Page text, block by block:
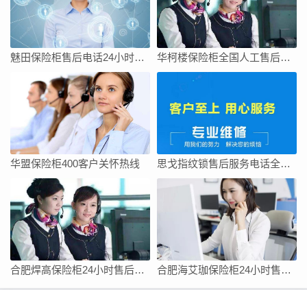
魅田保险柜售后电话24小时服务/全国400人工热线查询网点 华柯楼保险柜全国人工售后维修上门服务电话号码
华盟保险柜400客户关怀热线 思戈指纹锁售后服务电话全国统一官方热线
合肥焊高保险柜24小时售后电话-售后400服务电话是多少 合肥海艾珈保险柜24小时售后维修客服电话/快速400总部查询报修网点